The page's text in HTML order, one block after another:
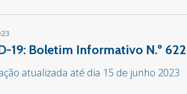
19: Boletim Informativo N.º 622
atualizada até dia 15 de junho 2023